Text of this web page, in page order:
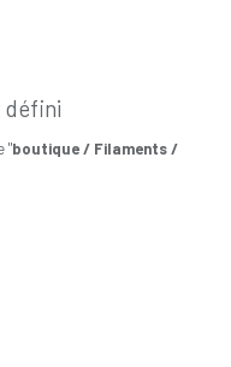
défini
"boutique / Filaments /